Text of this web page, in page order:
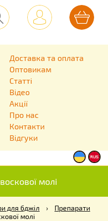
Доставка та оплата
Оптовикам
Статті
Відео
Акції
Про нас
Контакти
Відгуки
молі
для бджіл ›
Препарати
молі